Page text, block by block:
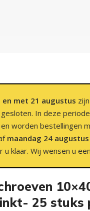
met 21 augustus
In deze
worden bestellingen
maandag 24 augustus
u klaar. Wij wensen u
25 stuks